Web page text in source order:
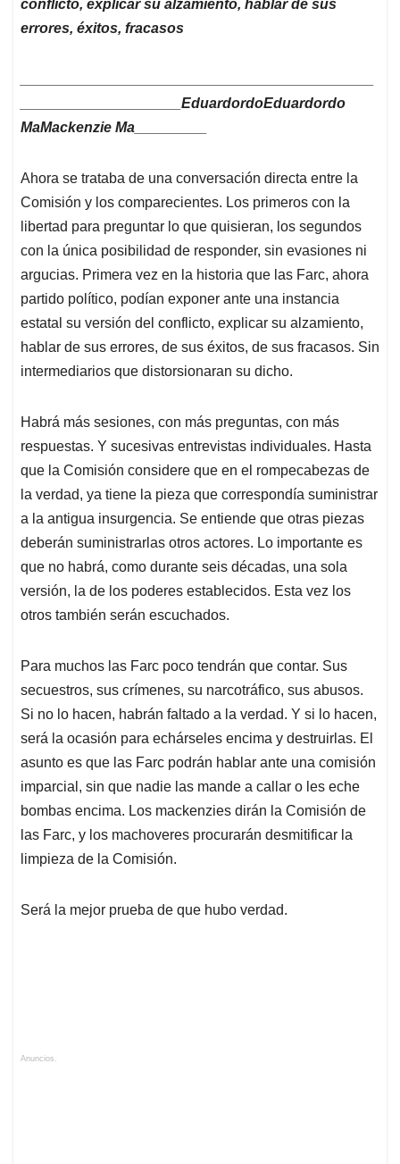
conflicto, explicar su alzamiento, hablar de sus
errores, éxitos, fracasos
____________________EduardordoEduardordo
MaMackenzie Ma_________
Ahora se trataba de una conversación directa entre la
Comisión y los comparecientes. Los primeros con la
libertad para preguntar lo que quisieran, los segundos
con la única posibilidad de responder, sin evasiones ni
argucias. Primera vez en la historia que las Farc, ahora
partido político, podían exponer ante una instancia
estatal su versión del conflicto, explicar su alzamiento,
hablar de sus errores, de sus éxitos, de sus fracasos. Sin
intermediarios que distorsionaran su dicho.
Habrá más sesiones, con más preguntas, con más
respuestas. Y sucesivas entrevistas individuales. Hasta
que la Comisión considere que en el rompecabezas de
la verdad, ya tiene la pieza que correspondía suministrar
a la antigua insurgencia. Se entiende que otras piezas
deberán suministrarlas otros actores. Lo importante es
que no habrá, como durante seis décadas, una sola
versión, la de los poderes establecidos. Esta vez los
otros también serán escuchados.
Para muchos las Farc poco tendrán que contar. Sus
secuestros, sus crímenes, su narcotráfico, sus abusos.
Si no lo hacen, habrán faltado a la verdad. Y si lo hacen,
será la ocasión para echárseles encima y destruirlas. El
asunto es que las Farc podrán hablar ante una comisión
imparcial, sin que nadie las mande a callar o les eche
bombas encima. Los mackenzies dirán la Comisión de
las Farc, y los machoveres procurarán desmitificar la
limpieza de la Comisión.
Será la mejor prueba de que hubo verdad.
Anuncios.